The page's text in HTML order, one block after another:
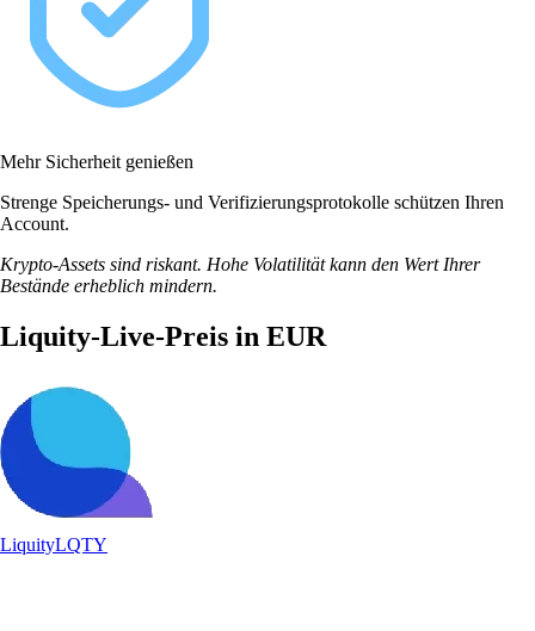
Mehr Sicherheit genießen
Strenge Speicherungs- und Verifizierungsprotokolle schützen Ihren
Account.
Krypto-Assets sind riskant. Hohe Volatilität kann den Wert Ihrer
Bestände erheblich mindern.
Liquity-Live-Preis in EUR
LiquityLQTY